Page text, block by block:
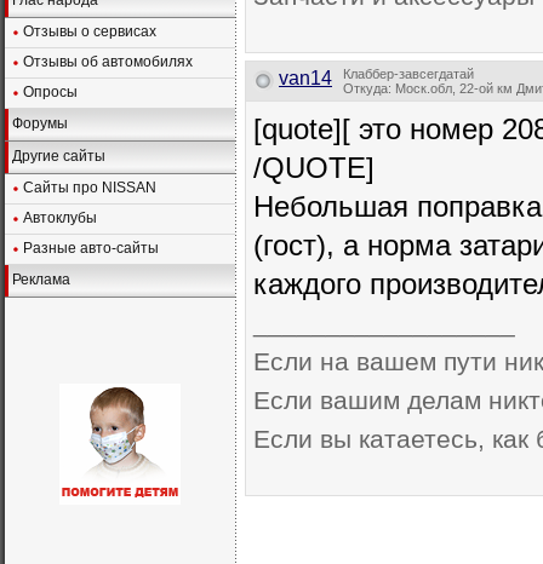
Отзывы о сервисах
Отзывы об автомобилях
Опросы
Форумы
Другие сайты
Сайты про NISSAN
Автоклубы
Разные авто-сайты
Реклама
van14
Клаббер-завсегдатай
Откуда: Моск.обл, 22-ой км
[quote][ это номер
/QUOTE]
Небольшая
(гост), а норма
каждого
Если на вашем пути
Если вашим делам
Если вы катаетесь,